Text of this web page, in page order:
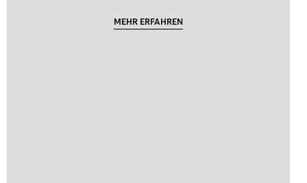
MEHR ERFAHREN